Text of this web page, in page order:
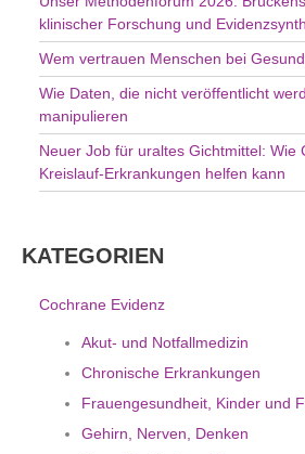
klinischer Forschung und
Wem vertrauen Menschen bei
Wie Daten, die nicht veröffentlicht
manipulieren
Neuer Job für uraltes Gichtmittel: Wie
Kreislauf-Erkrankungen helfen kann
KATEGORIEN
Cochrane Evidenz
Akut- und Notfallmedizin
Chronische Erkrankungen
Frauengesundheit, Kinder und
Gehirn, Nerven, Denken